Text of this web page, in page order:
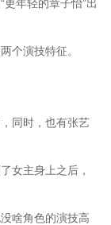
年轻的章子怡”出
个演技特征。
同时，也有张艺
女主身上之后，
啥角色的演技高